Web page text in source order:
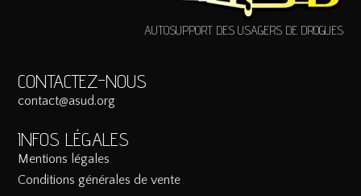
AUTOSUPPORT DES USAGERS DE DROGUES
CONTACTEZ-NOUS
contact@asud.org
INFOS LÉGALES
Mentions légales
Conditions générales de vente